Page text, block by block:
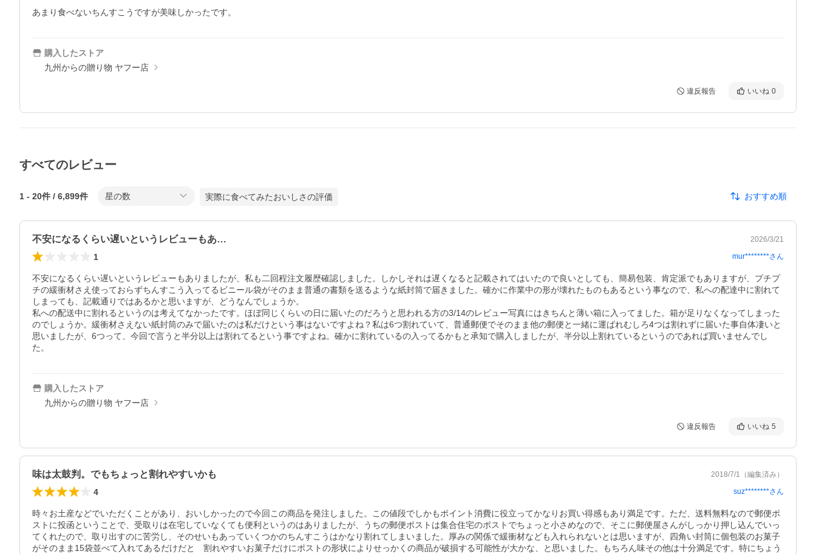
あまり食べないちんすこうですが美味しかったです。
購入したストア
九州からの贈り物 ヤフー店
違反報告 いいね 0
すべてのレビュー
1 - 20件 / 6,899件 星の数 実際に食べてみたおいしさの評価 おすすめ順
不安になるくらい遅いというレビューもあ… 2026/3/21
1 mur********さん
不安になるくらい遅いというレビューもありましたが、私も二回程注文履歴確認しました。しかしそれは遅くなると記載されてはいたので良いとしても、簡易包装、肯定派でもありますが、プチプ
チの緩衝材さえ使っておらずちんすこう入ってるビニール袋がそのまま普通の書類を送るような紙封筒で届きました。確かに作業中の形が壊れたものもあるという事なので、私への配達中に割れて
しまっても、記載通りではあるかと思いますが、どうなんでしょうか。
私への配送中に割れるというのは考えてなかったです。ほぼ同じくらいの日に届いたのだろうと思われる方の3/14のレビュー写真にはきちんと薄い箱に入ってました。箱が足りなくなってしまった
のでしょうか。緩衝材さえない紙封筒のみで届いたのは私だけという事はないですよね？私は6つ割れていて、普通郵便でそのまま他の郵便と一緒に運ばれむしろ4つは割れずに届いた事自体凄いと
思いましたが、6つって、今回で言うと半分以上は割れてるという事ですよね。確かに割れているの入ってるかもと承知で購入しましたが、半分以上割れているというのであれば買いませんでし
購入したストア
九州からの贈り物 ヤフー店
違反報告 いいね 5
味は太鼓判。でもちょっと割れやすいかも 2018/7/1 （編集済み）
4 suz********さん
時々お土産などでいただくことがあり、おいしかったので今回この商品を発注しました。この値段でしかもポイント消費に役立ってかなりお買い得感もあり満足です。ただ、送料無料なので郵便ポ
ストに投函ということで、受取りは在宅していなくても便利というのはありましたが、うちの郵便ポストは集合住宅のポストでちょっと小さめなので、そこに郵便屋さんがしっかり押し込んでいっ
てくれたので、取り出すのに苦労し、そのせいもあっていくつかのちんすこうはかなり割れてしまいました。厚みの関係で緩衝材なども入れられないとは思いますが、四角い封筒に個包装のお菓子
がそのまま15袋並べて入れてあるだけだと　割れやすいお菓子だけにポストの形状によりせっかくの商品が破損する可能性が大かな、と思いました。もちろん味その他は十分満足です。特にちょう